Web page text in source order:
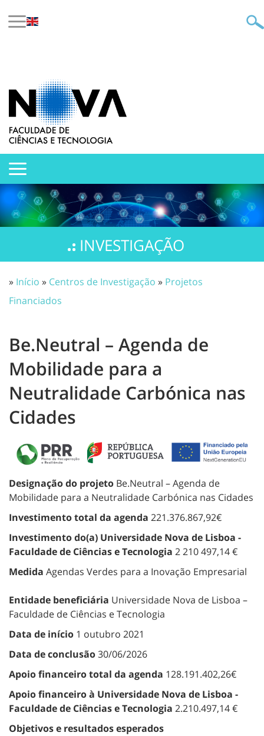
INVESTIGAÇÃO
» Início » Centros de Investigação » Projetos
Financiados
Be.Neutral – Agenda de
Mobilidade para a
Neutralidade Carbónica nas
Cidades
Designação do projeto Be.Neutral – Agenda de
Mobilidade para a Neutralidade Carbónica nas Cidades
Investimento total da agenda 221.376.867,92€
Investimento do(a) Universidade Nova de Lisboa -
Faculdade de Ciências e Tecnologia 2 210 497,14 €
Medida Agendas Verdes para a Inovação Empresarial
Entidade beneficiária Universidade Nova de Lisboa –
Faculdade de Ciências e Tecnologia
Data de início 1 outubro 2021
Data de conclusão30/06/2026
Apoio financeiro total da agenda 128.191.402,26€
Apoio financeiro à Universidade Nova de Lisboa -
Faculdade de Ciências e Tecnologia 2.210.497,14 €
Objetivos e resultados esperados